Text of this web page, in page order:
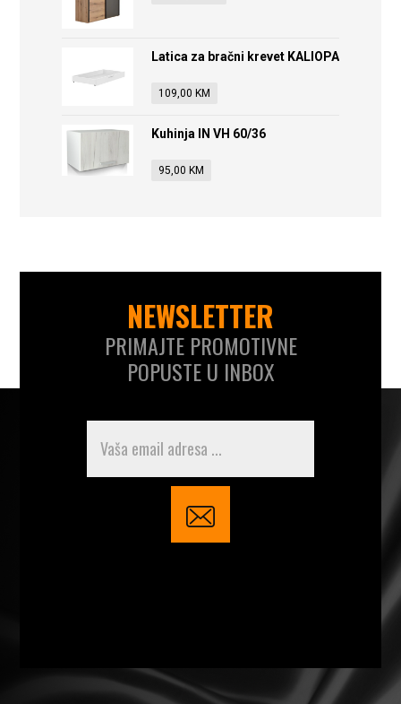
Latica za bračni krevet KALIOPA
109,00 KM
Kuhinja IN VH 60/36
95,00 KM
NEWSLETTER
PRIMAJTE PROMOTIVNE
POPUSTE U INBOX